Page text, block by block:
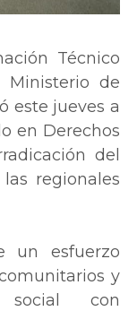
Técnico
Ministerio de
este jueves a
en Derechos
del
regionales
un esfuerzo
y
social con